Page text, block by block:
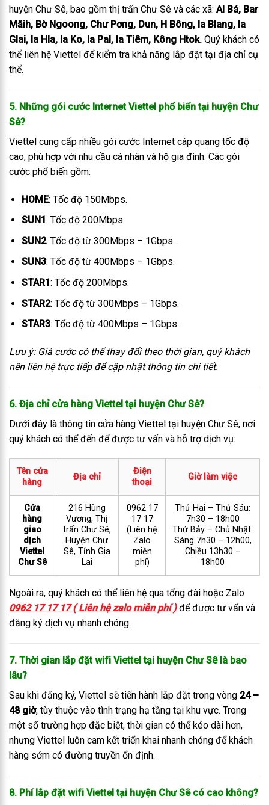
huyện Chư Sê, bao gồm thị trấn Chư Sê và các xã: Al Bá, Bar
Măih, Bờ Ngoong, Chư Pơng, Dun, H Bông, Ia Blang, Ia
Glai, Ia Hla, Ia Ko, Ia Pal, Ia Tiêm, Kông Htok. Quý khách có
thể liên hệ Viettel để kiểm tra khả năng lắp đặt tại địa chỉ cụ
thể.
5. Những gói cước Internet Viettel phổ biến tại huyện Chư
Sê?
Viettel cung cấp nhiều gói cước Internet cáp quang tốc độ
cao, phù hợp với nhu cầu cá nhân và hộ gia đình. Các gói
cước phổ biến gồm:
HOME: Tốc độ 150Mbps.
SUN1: Tốc độ 200Mbps.
SUN2: Tốc độ từ 300Mbps – 1Gbps.
SUN3: Tốc độ từ 400Mbps – 1Gbps.
STAR1: Tốc độ 200Mbps.
STAR2: Tốc độ từ 300Mbps – 1Gbps.
STAR3: Tốc độ từ 400Mbps – 1Gbps.
Lưu ý: Giá cước có thể thay đổi theo thời gian, quý khách
nên liên hệ trực tiếp để cập nhật thông tin chi tiết.
6. Địa chỉ cửa hàng Viettel tại huyện Chư Sê?
Dưới đây là thông tin cửa hàng Viettel tại huyện Chư Sê, nơi
quý khách có thể đến để được tư vấn và hỗ trợ dịch vụ:
Tên cửa
hàng
Địa chỉ
Điện
thoại
Giờ làm việc
Cửa
hàng
giao
dịch
Viettel
Chư Sê
216 Hùng
Vương, Thị
trấn Chư Sê,
Huyện Chư
Sê, Tỉnh Gia
Lai
0962 17
17 17
(Liên hệ
Zalo
miễn
phí)
Thứ Hai – Thứ Sáu:
7h30 – 18h00
Thứ Bảy – Chủ Nhật:
Sáng 7h30 – 12h00,
Chiều 13h30 –
18h00
Ngoài ra, quý khách có thể liên hệ qua tổng đài hoặc Zalo
0962 17 17 17 ( Liên hệ zalo miễn phí )để được tư vấn và
đăng ký dịch vụ nhanh chóng.
7. Thời gian lắp đặt wifi Viettel tại huyện Chư Sê là bao
lâu?
Sau khi đăng ký, Viettel sẽ tiến hành lắp đặt trong vòng 24 –
48 giờ, tùy thuộc vào tình trạng hạ tầng tại khu vực. Trong
một số trường hợp đặc biệt, thời gian có thể kéo dài hơn,
nhưng Viettel luôn cam kết triển khai nhanh chóng để khách
hàng sớm có đường truyền ổn định.
8. Phí lắp đặt wifi Viettel tại huyện Chư Sê có cao không?